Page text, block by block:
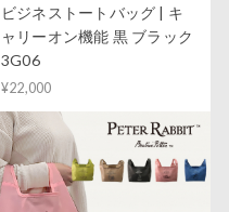
ビジネストートバッグ | キ
ャリーオン機能 黒 ブラック
3G06
¥22,000